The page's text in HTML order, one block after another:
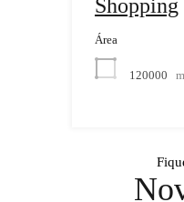
Shopping
Área
120000